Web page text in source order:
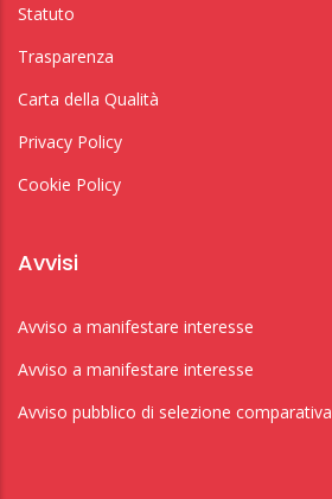
Statuto
Trasparenza
Carta della Qualità
Privacy Policy
Cookie Policy
Avvisi
Avviso a manifestare interesse
Avviso a manifestare interesse
Avviso pubblico di selezione comparativa